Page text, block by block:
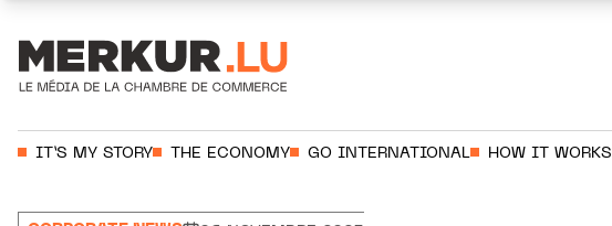
IT’S MY STORY THE ECONOMY GO INTERNATIONAL HOW IT WORKS